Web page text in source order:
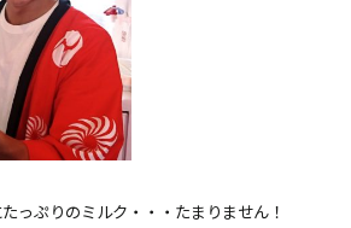
っぷりのミルク・・・たまりません！